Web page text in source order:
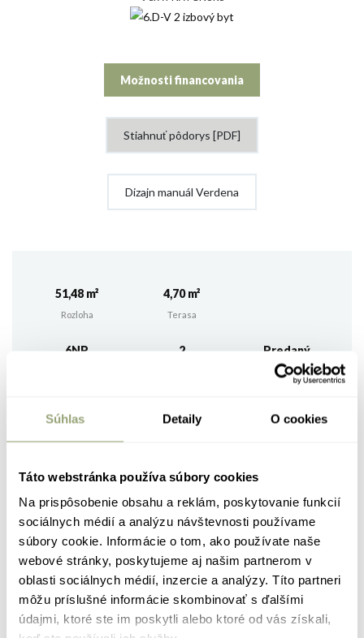
Súhlas Detaily O cookies
Táto webstránka používa súbory cookies
Na prispôsobenie obsahu a reklám, poskytovanie funkcií
sociálnych médií a analýzu návštevnosti používame
súbory cookie. Informácie o tom, ako používate naše
webové stránky, poskytujeme aj našim partnerom v
oblasti sociálnych médií, inzercie a analýzy. Títo partneri
môžu príslušné informácie skombinovať s ďalšími
údajmi, ktoré ste im poskytli alebo ktoré od vás získali,
Možnosti financovania
Stiahnuť pôdorys [PDF]
Dizajn manuál Verdena
51,48 m²
Rozloha
4,70 m²
Terasa
6NP 2 Predaný
Status
1. vstupná predsieň 6,26 m2
4. kúpeľňa 4,84 m
5. wc 2,63 m
6. spálňa 16,14 m
CELKOVÁ PLOCHA